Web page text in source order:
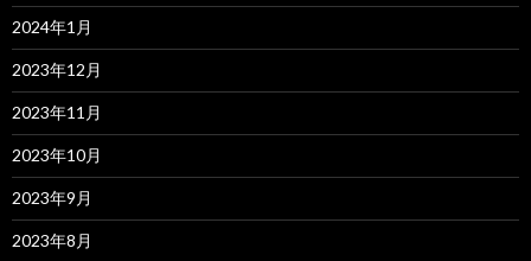
2024年1月
2023年12月
2023年11月
2023年10月
2023年9月
2023年8月